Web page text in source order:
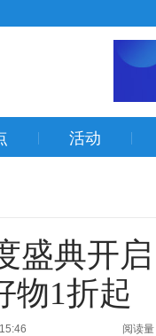
活动
盛典开
物1折起
阅读